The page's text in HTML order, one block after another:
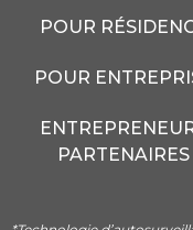
POUR
POUR
PARTENAIRES